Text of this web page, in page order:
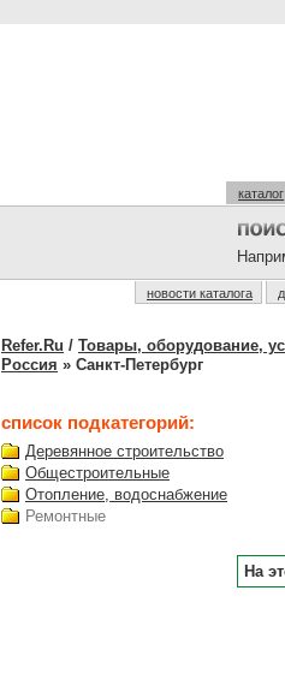
каталог
новости каталога
Refer.Ru / Товары, оборудование,
Россия » Санкт-Петербург
список подкатегорий:
Деревянное строительство
Общестроительные
Отопление, водоснабжение
Ремонтные
На